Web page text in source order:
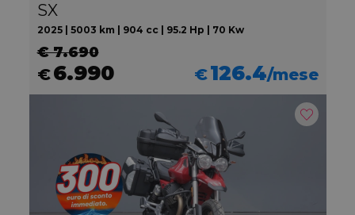
SX
2025 | 5003 km | 904 cc | 95.2 Hp | 70 Kw
€ 7.690
€6.990 €126.4/mese